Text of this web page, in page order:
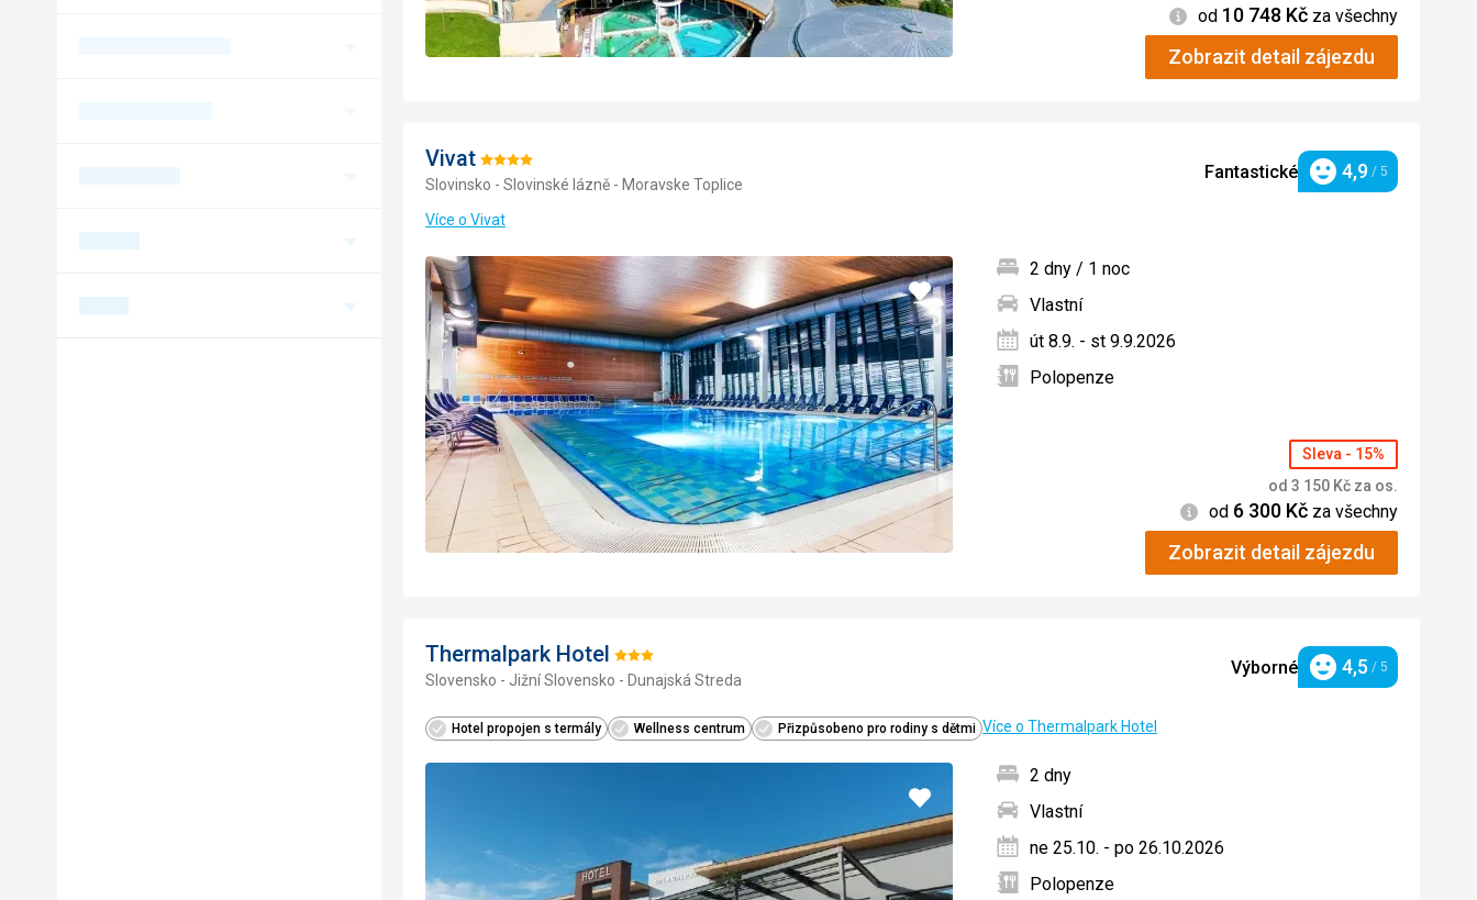
Informace
od 10 748 Kč za všechny
Zobrazit detail zájezdu
Vivat Hodnocení:
4/5
Slovinsko - Slovinské lázně - Moravske Toplice
Fantastické Hodnocení
4,9 / 5
Více o Vivat
Přidat
do
oblíbených
2 dny / 1 noc
Vlastní
út 8.9. - st 9.9.2026
Polopenze
Sleva - 15%
od 3 150 Kč za os.
Informace
od 6 300 Kč za všechny
Zobrazit detail zájezdu
Thermalpark Hotel Hodnocení:
3/5
Slovensko - Jižní Slovensko - Dunajská Streda
Výborné Hodnocení
4,5 / 5
Hotel propojen s termály Wellness centrum Přizpůsobeno pro rodiny s dětmi Více o Thermalpark Hotel
Přidat
do
oblíbených
2 dny
Vlastní
ne 25.10. - po 26.10.2026
Polopenze